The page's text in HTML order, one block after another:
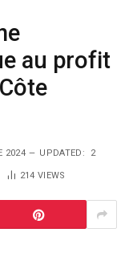
au profit
2024 UPDATED: 2
214 VIEWS